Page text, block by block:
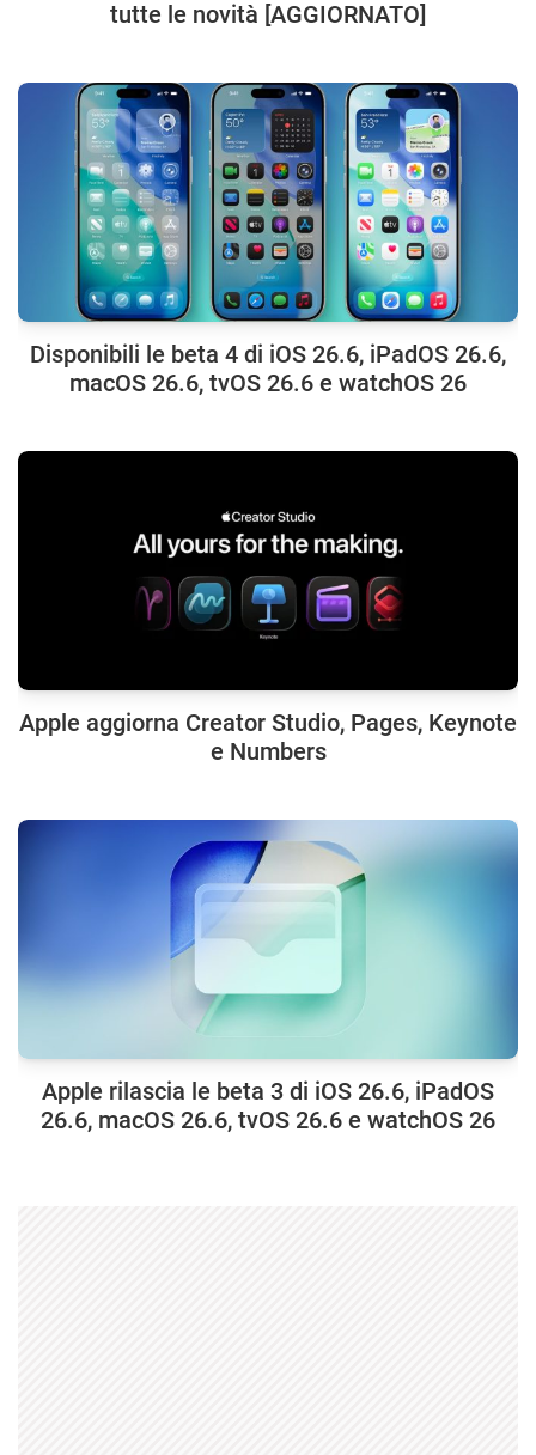
tutte le novità [AGGIORNATO]
Disponibili le beta 4 di iOS 26.6, iPadOS 26.6,
macOS 26.6, tvOS 26.6 e watchOS 26
Apple aggiorna Creator Studio, Pages, Keynote
e Numbers
Apple rilascia le beta 3 di iOS 26.6, iPadOS
26.6, macOS 26.6, tvOS 26.6 e watchOS 26